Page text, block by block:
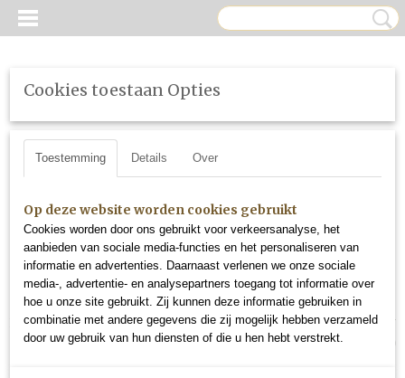
Inloggen Registreren
UW WINKELWAGEN
Geen producten
Cookies toestaan Opties
Toestemming Details Over
Op deze website worden cookies gebruikt
Cookies worden door ons gebruikt voor verkeersanalyse, het
aanbieden van sociale media-functies en het personaliseren van
informatie en advertenties. Daarnaast verlenen we onze sociale
media-, advertentie- en analysepartners toegang tot informatie over
hoe u onze site gebruikt. Zij kunnen deze informatie gebruiken in
combinatie met andere gegevens die zij mogelijk hebben verzameld
door uw gebruik van hun diensten of die u hen hebt verstrekt.